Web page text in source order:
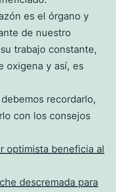
es el órgano y
de nuestro
trabajo constante,
oxigena y así, es
recordarlo,
con los consejos
optimista beneficia al
descremada para